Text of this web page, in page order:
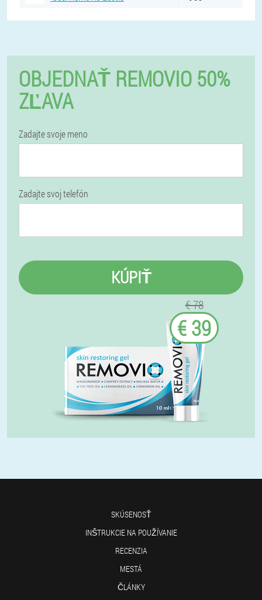
OBJEDNAŤ REMOVIO 50%
ZĽAVA
Zadajte svoje meno
Zadajte svoj telefón
KÚPIŤ
€ 78
€ 39
SKÚSENOSŤ
INŠTRUKCIE NA POUŽÍVANIE
RECENZIA
MESTÁ
ČLÁNKY